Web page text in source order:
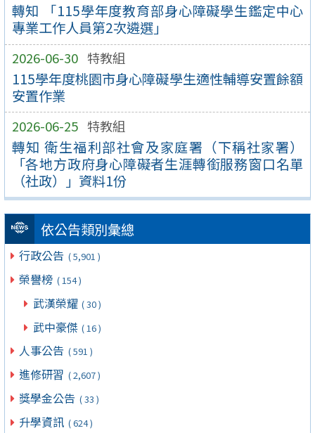
轉知 「115學年度教育部身心障礙學生鑑定中心
專業工作人員第2次遴選」
2026-06-30 特教組
115學年度桃園市身心障礙學生適性輔導安置餘額
安置作業
2026-06-25 特教組
轉知 衛生福利部社會及家庭署（下稱社家署）
「各地方政府身心障礙者生涯轉銜服務窗口名單
（社政）」資料1份
依公告類別彙總
行政公告 ( 5,901 )
榮譽榜 ( 154 )
武漢榮耀 ( 30 )
武中豪傑 ( 16 )
人事公告 ( 591 )
進修研習 ( 2,607 )
獎學金公告 ( 33 )
升學資訊 ( 624 )